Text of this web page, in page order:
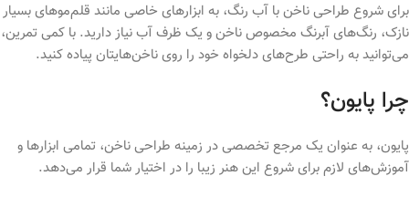
برای شروع طراحی ناخن با آب رنگ، به ابزارهای خاصی مانند قلم‌موهای بسیار
نازک، رنگ‌های آبرنگ مخصوص ناخن و یک ظرف آب نیاز دارید. با کمی تمرین،
می‌توانید به راحتی طرح‌های دلخواه خود را روی ناخن‌هایتان پیاده کنید.
چرا پایون؟
پایون، به عنوان یک مرجع تخصصی در زمینه طراحی ناخن، تمامی ابزارها و
آموزش‌های لازم برای شروع این هنر زیبا را در اختیار شما قرار می‌دهد.